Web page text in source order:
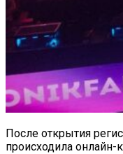
После открытия
происходила